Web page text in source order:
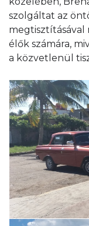
szolgáltat az
megtisztításával
élők számára,
a közvetlenül